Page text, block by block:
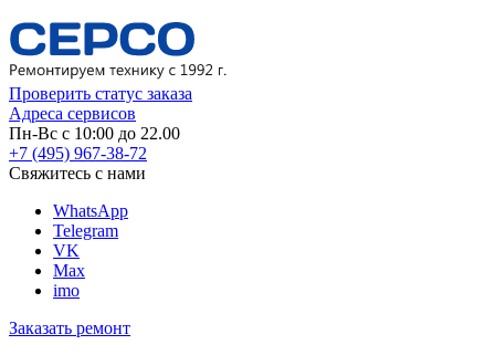
Проверить статус заказа
Адреса сервисов
Пн-Вс с 10:00 до 22.00
+7 (495) 967-38-72
Свяжитесь с нами
WhatsApp
Telegram
VK
Max
imo
Заказать ремонт